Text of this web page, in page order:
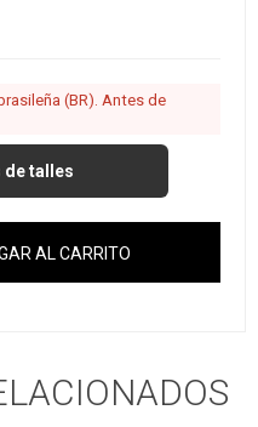
(BR). Antes de
de talles
AL CARRITO